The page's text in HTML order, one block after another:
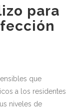
para
que
a los residentes
niveles de